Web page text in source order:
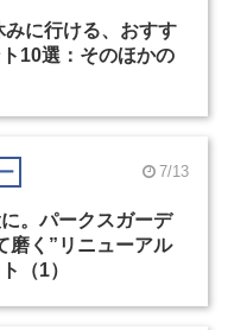
みに行ける、おすす
10選：そのほかの
7/13
。パークスガーデ
磨く”リニューアル
（1）